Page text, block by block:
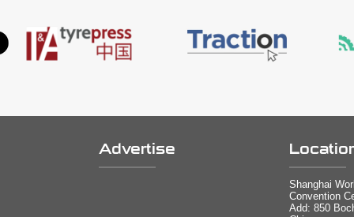
Advertise
Shanghai
Convention
Add: 850